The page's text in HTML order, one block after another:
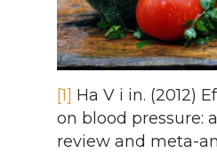
[1] Ha V i in. (2012)
on blood pressure:
review and meta-